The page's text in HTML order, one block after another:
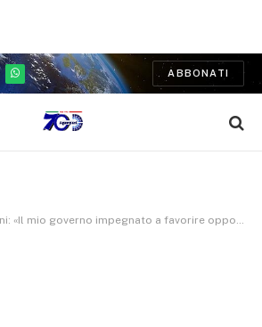
WhatsApp
ABBONATI
governo impegnato a favorire opportunità di occupazione»